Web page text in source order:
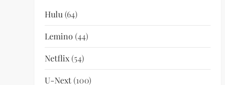
Hulu (64)
Lemino (44)
Netflix(54)
U-Next(100)